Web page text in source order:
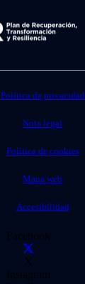
Política de privacidad
Nota legal
Política de cookies
Mapa web
Accesibilidad
Facebook
X
Instagram